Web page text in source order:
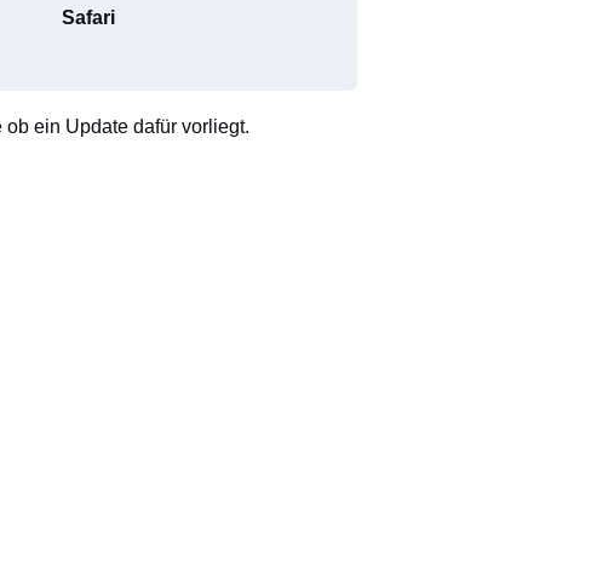
Safari
ein Update dafür vorliegt.